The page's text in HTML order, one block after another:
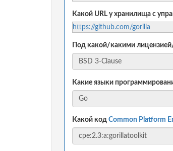
Какой URL у хранилища с
https://github.com/gorilla
Под какой/какими
Какие языки
Какой код Common Platform